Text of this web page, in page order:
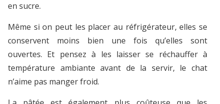
en sucre.
Même si on peut les placer au réfrigérateur, elles se
conservent moins bien une fois qu’elles sont
ouvertes. Et pensez à les laisser se réchauffer à
température ambiante avant de la servir, le chat
n’aime pas manger froid.